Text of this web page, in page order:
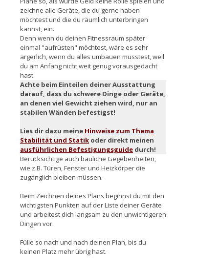
zeichne alle Geräte, die du gerne haben
möchtest und die du räumlich unterbringen
kannst, ein.
Denn wenn du deinen Fitnessraum später
einmal "aufrüsten" möchtest, wäre es sehr
ärgerlich, wenn du alles umbauen müsstest, weil
du am Anfang nicht weit genug vorausgedacht
hast.
Achte beim Einteilen deiner Ausstattung
darauf, dass du schwere Dinge oder Geräte,
an denen viel Gewicht ziehen wird, nur an
stabilen Wänden befestigst!
Lies dir dazu meine Hinweise zum Thema
Stabilität und Statik oder direkt meinen
ausführlichen Befestigungsguide durch!
Berücksichtige auch bauliche Gegebenheiten,
wie z.B. Türen, Fenster und Heizkörper die
zugänglich bleiben müssen.
Beim Zeichnen deines Plans beginnst du mit den
wichtigsten Punkten auf der Liste deiner Geräte
und arbeitest dich langsam zu den unwichtigeren
Dingen vor.
Fülle so nach und nach deinen Plan, bis du
keinen Platz mehr übrig hast.